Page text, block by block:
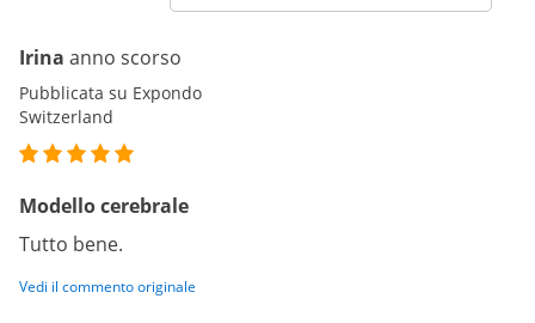
Irina anno scorso
Pubblicata su Expondo
Switzerland
Modello cerebrale
Tutto bene.
Vedi il commento originale